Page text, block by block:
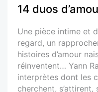
14 duos
Une pièce intime et
regard, un
histoires d’amour
réinventent… Yann
interprètes dont les
cherchent,